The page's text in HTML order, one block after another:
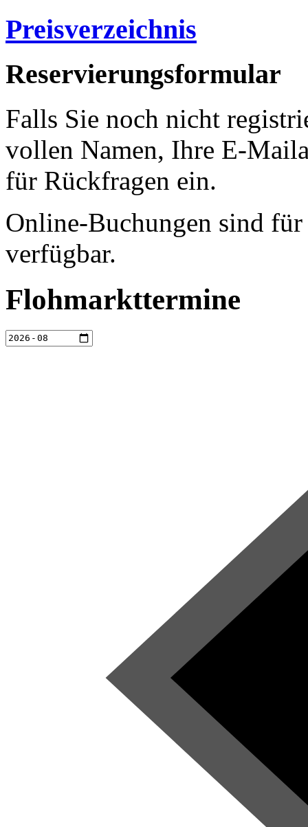
Preisverzeichnis
Reservierungsformular
Falls Sie noch nicht
vollen Namen, Ihre E-
für Rückfragen ein.
Online-Buchungen sind
verfügbar.
Flohmarkttermine